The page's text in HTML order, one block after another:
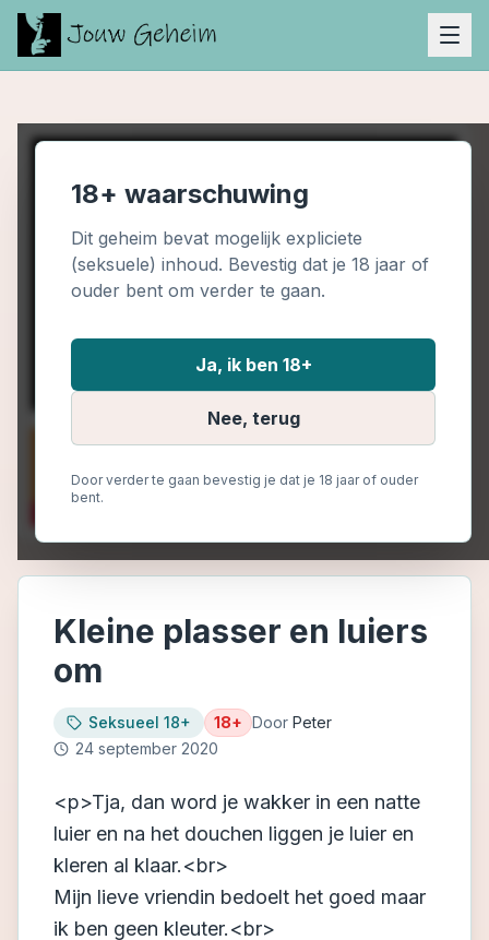
18+ waarschuwing
Dit geheim bevat mogelijk expliciete
(seksuele) inhoud. Bevestig dat je 18 jaar of
ouder bent om verder te gaan.
Ja, ik ben 18+
Nee, terug
Door verder te gaan bevestig je dat je 18 jaar of ouder
bent.
Kleine plasser en luiers
om
Seksueel 18+ 18+ Door Peter
24 september 2020
<p>Tja, dan word je wakker in een natte
luier en na het douchen liggen je luier en
kleren al klaar.<br>
Mijn lieve vriendin bedoelt het goed maar
ik ben geen kleuter.<br>